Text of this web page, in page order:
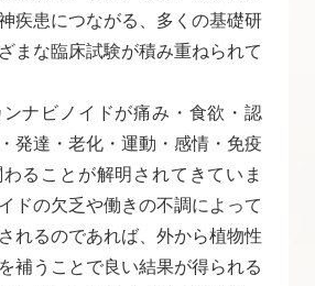
疾患につながる、多くの基礎研
まな臨床試験が積み重ねられて
ナビノイドが痛み・食欲・認
発達・老化・運動・感情・免疫
ることが解明されてきていま
ドの欠乏や働きの不調によって
れるのであれば、外から植物性
補うことで良い結果が得られる